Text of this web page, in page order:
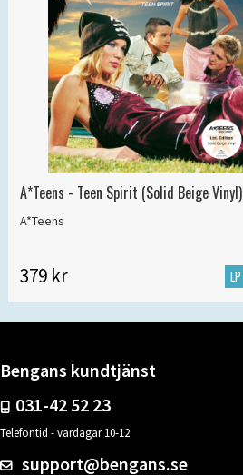
A*Teens - Teen Spirit (Solid Beige Vinyl)
A*Teens
379 kr LP
Bengans kundtjänst
031-42 52 23
Telefontid - vardagar 10-12
support@bengans.se